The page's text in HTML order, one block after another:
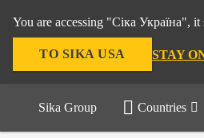
You are accessing "Сіка Україна",
TO SIKA USA STAY
Sika Group Countries